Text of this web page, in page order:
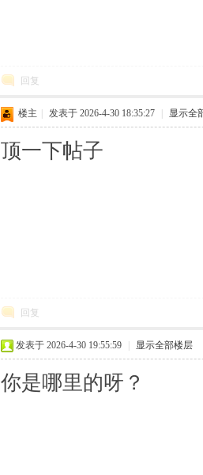
回复
楼主 发表于 2026-4-30 18:35:27 显示全
顶一下帖子
回复
发表于 2026-4-30 19:55:59 显示全部楼层
你是哪里的呀？